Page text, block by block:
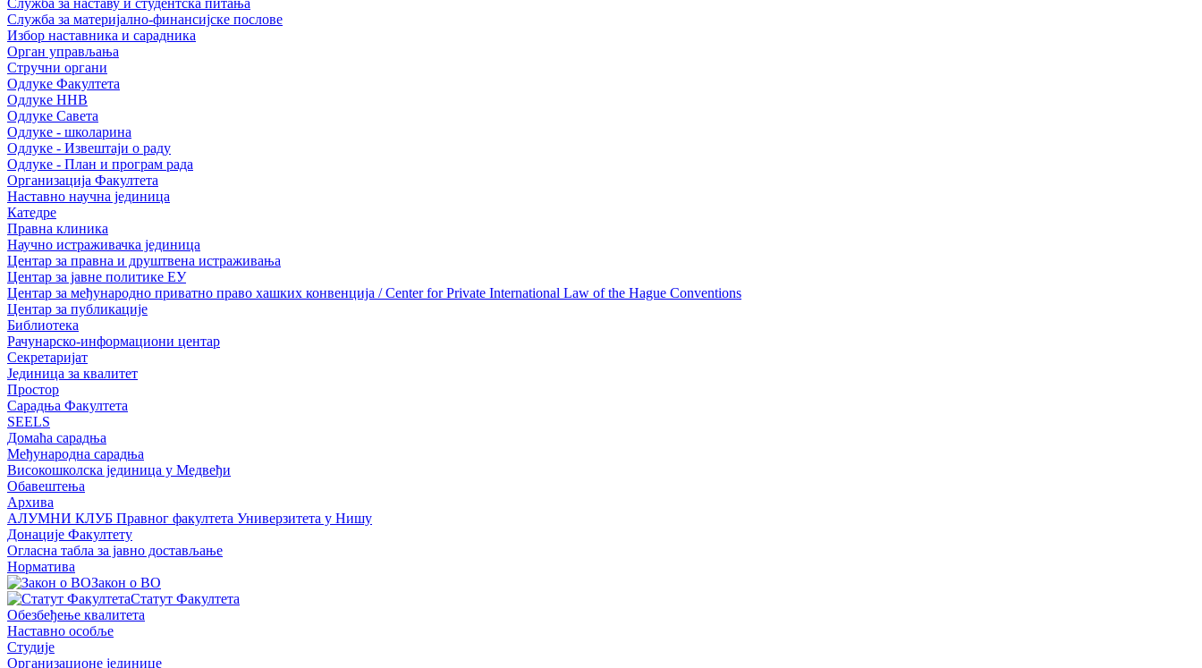
Служба за наставу и студентска питања
Служба за материјално-финансијске послове
Избор наставника и сарадника
Oрган управљања
Стручни органи
Одлуке Факултета
Одлуке ННВ
Одлуке Савета
Одлуке - школарина
Одлуке - Извештаји о раду
Одлуке - План и програм рада
Организација Факултета
Наставно научна јединица
Катедре
Правна клиника
Научно истраживачка јединица
Центар за правна и друштвена истраживања
Центар за јавне политике ЕУ
Центар за међународно приватно право хашких конвенција / Center for Private International Law of the Hague Conventions
Центар за публикације
Библиотека
Рачунарско-информациони центар
Секретаријат
Јединица за квалитет
Простор
Сарадња Факултета
SEELS
Домаћа сарадња
Међународна сарадња
Високошколска јединица у Медвеђи
Обавештења
Архива
АЛУМНИ КЛУБ Правног факултета Универзитета у Нишу
Донације Факултету
Огласна табла за јавно достављање
Норматива
Закон о ВО
Статут Факултета
Обезбеђење квалитета
Наставно особље
Студије
Организационе јединице